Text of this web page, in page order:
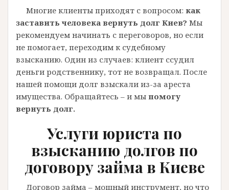
Многие клиенты приходят с вопросом: как
заставить человека вернуть долг Киев? Мы
рекомендуем начинать с переговоров, но если
не помогает, переходим к судебному
взысканию. Один из случаев: клиент ссудил
деньги родственнику, тот не возвращал. После
нашей помощи долг взыскали из-за ареста
имущества. Обращайтесь – и мы помогу
вернуть долг.
Услуги юриста по
взысканию долгов по
договору займа в Киеве
Договор займа – мощный инструмент, но что